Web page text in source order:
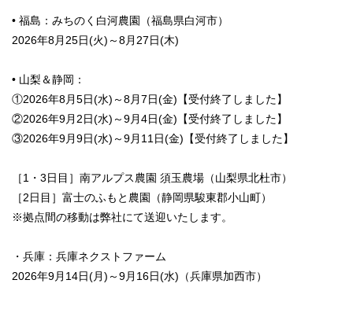
• 福島：みちのく白河農園（福島県白河市）
2026年8月25日(火)～8月27日(木)
• 山梨＆静岡：
①2026年8月5日(水)～8月7日(金)【受付終了しました】
②2026年9月2日(水)～9月4日(金)【受付終了しました】
③2026年9月9日(水)～9月11日(金)【受付終了しました】
［1・3日目］南アルプス農園 須玉農場（山梨県北杜市）
［2日目］富士のふもと農園（静岡県駿東郡小山町）
※拠点間の移動は弊社にて送迎いたします。
・兵庫：兵庫ネクストファーム
2026年9月14日(月)～9月16日(水)（兵庫県加西市）